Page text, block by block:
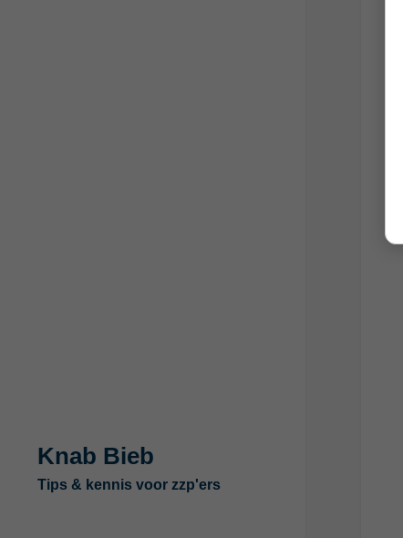
Knab Bieb
Tips & kennis voor zzp'ers